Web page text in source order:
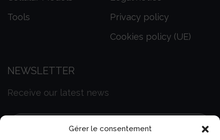
Gérer le consentement
Tools
Privacy policy
Cookies policy (UE)
NEWSLETTER
Receive our latest news